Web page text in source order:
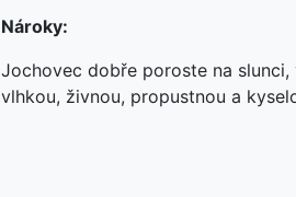
Nároky:
Jochovec dobře poroste na
vlhkou, živnou, propustnou a